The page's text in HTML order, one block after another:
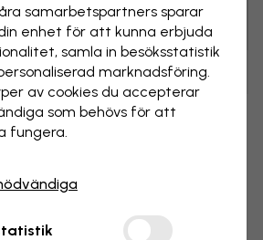
bilden för att göra en markering och
en kommentar.
samarbets­partners sparar
enhet för att kunna erbjuda
samla in besöks­statistik
marknads­föring.
av cookies du accepterar
som behövs för att
fungera.